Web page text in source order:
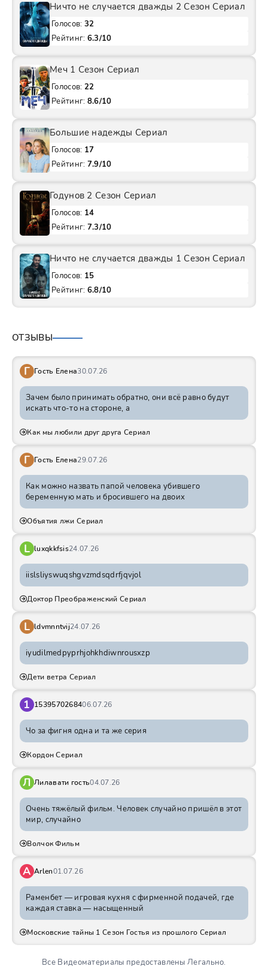
Ничто не случается дважды 2 Сезон Сериал
Голосов: 32
Рейтинг: 6.3/10
Меч 1 Сезон Сериал
Голосов: 22
Рейтинг: 8.6/10
Большие надежды Сериал
Голосов: 17
Рейтинг: 7.9/10
Годунов 2 Сезон Сериал
Голосов: 14
Рейтинг: 7.3/10
Ничто не случается дважды 1 Сезон Сериал
Голосов: 15
Рейтинг: 6.8/10
ОТЗЫВЫ
Г Гость Елена30.07.26
Зачем было принимать обратно, они всё равно будут
искать что-то на стороне, а
Как мы любили друг друга Сериал
Г Гость Елена29.07.26
Как можно назвать папой человека убившего
беременную мать и бросившего на двоих
Объятия лжи Сериал
L luxqkkfsis24.07.26
iislsliyswuqshgvzmdsqdrfjqvjol
Доктор Преображенский Сериал
L ldvmnntvij24.07.26
iyudilmedpyprhjohkhdiwnrousxzp
Дети ветра Сериал
1 1539570268406.07.26
Чо за фигня одна и та же серия
Кордон Сериал
Л Лилавати гость04.07.26
Очень тяжёлый фильм. Человек случайно пришёл в этот
мир, случайно
Волчок Фильм
A Arlen01.07.26
Раменбет — игровая кухня с фирменной подачей, где
каждая ставка — насыщенный
Московские тайны 1 Сезон Гостья из прошлого Сериал
Все Видеоматериалы предоставлены Легально.